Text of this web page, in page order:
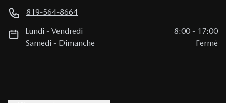
819-564-8664
Lundi -Vendredi 8:00 - 17:00
Samedi - Dimanche Fermé